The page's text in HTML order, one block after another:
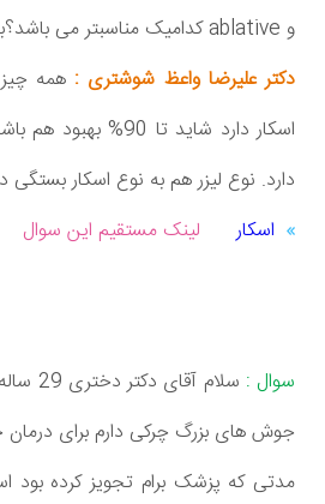
و ablative کدامیک مناسبتر می باشد؟با تشکر
دکتر علیرضا واعظ شوشتری : همه
اسکار دارد شاید تا
دارد. نوع لیزر هم به نوع اسکار بستگی
اسکار لینک مستقیم این سوال
سوال :
سلام
جوش های بزرگ چرکی دارم برای درمان
مدتی که پزشک برام تجویز کرده بود